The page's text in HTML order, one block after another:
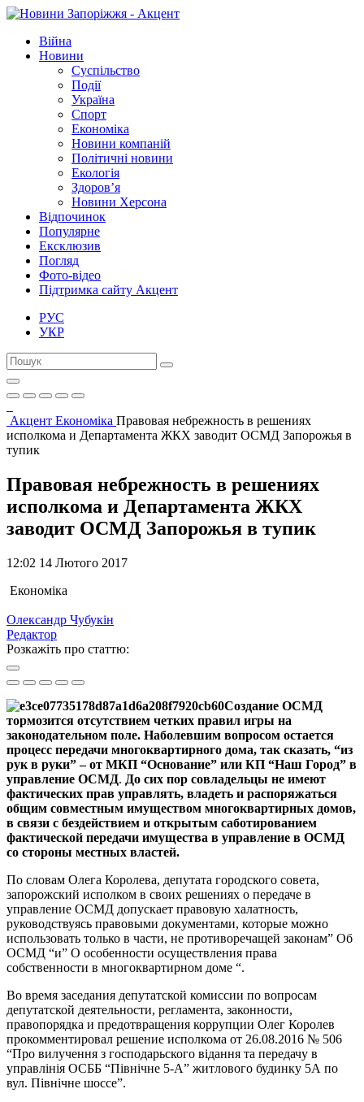
Війна
Новини
Суспільство
Події
Україна
Спорт
Економіка
Новини компаній
Політичні новини
Екологія
Здоров’я
Новини Херсона
Відпочинок
Популярне
Ексклюзив
Погляд
Фото-відео
Підтримка сайту Акцент
РУС
УКР
Акцент Економіка Правовая небрежность в решениях
исполкома и Департамента ЖКХ заводит ОСМД Запорожья в
тупик
Правовая небрежность в решениях
исполкома и Департамента ЖКХ
заводит ОСМД Запорожья в тупик
12:02 14 Лютого 2017
Економіка
Олександр Чубукін
Редактор
Розкажіть про статтю:
Создание ОСМД
тормозится отсутствием четких правил игры на
законодательном поле. Наболевшим вопросом остается
процесс передачи многоквартирного дома, так сказать, “из
рук в руки” – от МКП “Основание” или КП “Наш Город” в
управление ОСМД. До сих пор совладельцы не имеют
фактических прав управлять, владеть и распоряжаться
общим совместным имуществом многоквартирных домов,
в связи с бездействием и открытым саботированием
фактической передачи имущества в управление в ОСМД
со стороны местных властей.
По словам Олега Королева, депутата городского совета,
запорожский исполком в своих решениях о передаче в
управление ОСМД допускает правовую халатность,
руководствуясь правовыми документами, которые можно
использовать только в части, не противоречащей законам” Об
ОСМД “и” О особенности осуществления права
собственности в многоквартирном доме “.
Во время заседания депутатской комиссии по вопросам
депутатской деятельности, регламента, законности,
правопорядка и предотвращения коррупции Олег Королев
прокомментировал решение исполкома от 26.08.2016 № 506
“Про вилучення з господарьского відання та передачу в
управлінія ОСББ “Північне 5-А” житлового будинку 5А по
вул. Північне шоссе”.